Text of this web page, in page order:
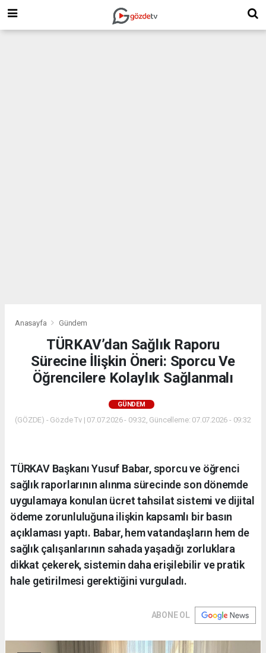
Anasayfa Gündem
TÜRKAV’dan Sağlık Raporu
Sürecine İlişkin Öneri: Sporcu Ve
Öğrencilere Kolaylık Sağlanmalı
GÜNDEM
(GÖZDE) - Gözde Tv | 07.07.2026 - 09:32, Güncelleme: 07.07.2026 - 09:32
TÜRKAV Başkanı Yusuf Babar, sporcu ve öğrenci
sağlık raporlarının alınma sürecinde son dönemde
uygulamaya konulan ücret tahsilat sistemi ve dijital
ödeme zorunluluğuna ilişkin kapsamlı bir basın
açıklaması yaptı. Babar, hem vatandaşların hem de
sağlık çalışanlarının sahada yaşadığı zorluklara
dikkat çekerek, sistemin daha erişilebilir ve pratik
hale getirilmesi gerektiğini vurguladı.
ABONE OL